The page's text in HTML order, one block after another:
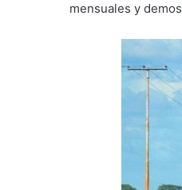
mensuales y